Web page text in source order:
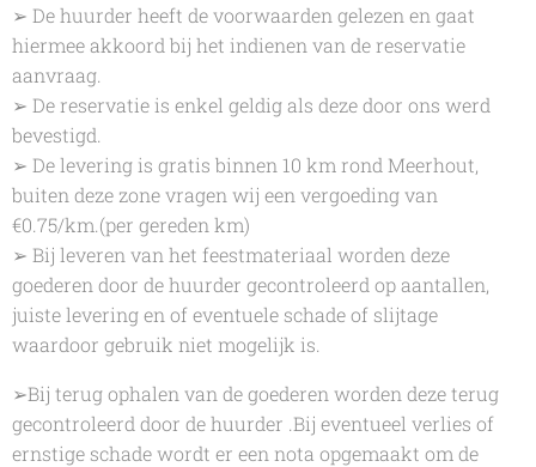
➢ De huurder heeft de voorwaarden gelezen en gaat
hiermee akkoord bij het indienen van de reservatie
aanvraag.
➢ De reservatie is enkel geldig als deze door ons werd
bevestigd.
➢ De levering is gratis binnen 10 km rond Meerhout,
buiten deze zone vragen wij een vergoeding van
€0.75/km.(per gereden km)
➢ Bij leveren van het feestmateriaal worden deze
goederen door de huurder gecontroleerd op aantallen,
juiste levering en of eventuele schade of slijtage
waardoor gebruik niet mogelijk is.
➢Bij terug ophalen van de goederen worden deze terug
gecontroleerd door de huurder .Bij eventueel verlies of
ernstige schade wordt er een nota opgemaakt om de